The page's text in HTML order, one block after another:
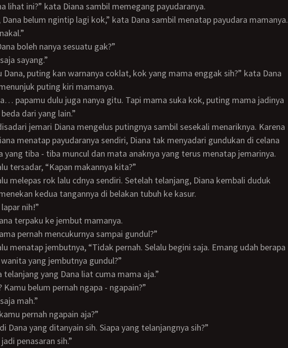
lihat ini?” kata Diana sambil memegang payudaranya.
Dana belum ngintip lagi kok,” kata Dana sambil menatap payudara mamanya.
nakal.”
Dana boleh nanya sesuatu gak?”
saja sayang.”
puting kiri mamanya.
dari yang lain.”
menatap payudaranya sendiri, Diana tak menyadari gundukan di celana
yang tiba - tiba muncul dan mata anaknya yang terus menatap jemarinya.
tersadar, “Kapan makannya kita?”
kedua tangannya di belakan tubuh ke kasur.
lapar nih!”
terpaku ke jembut mamanya.
pernah mencukurnya sampai gundul?”
yang jembutnya gundul?”
telanjang yang Dana liat cuma mama aja.”
Kamu belum pernah ngapa - ngapain?”
saja mah.”
kamu pernah ngapain aja?”
Dana yang ditanyain sih. Siapa yang telanjangnya sih?”
jadi penasaran sih.”